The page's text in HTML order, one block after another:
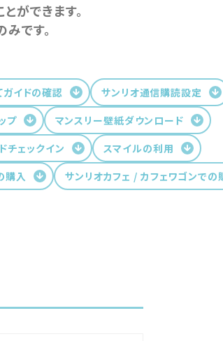
ができます。
です。
イドの確認
サンリオ通信購読設定
プ
マンスリー壁紙ダウンロード
チェックイン
スマイルの利用
購入
サンリオカフェ / カフェワゴンでの